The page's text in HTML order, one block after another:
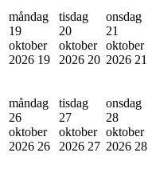
måndag
19
oktober
2026 19
tisdag
20
oktober
2026 20
onsdag
21
oktober
2026 21
måndag
26
oktober
2026 26
tisdag
27
oktober
2026 27
onsdag
28
oktober
2026 28